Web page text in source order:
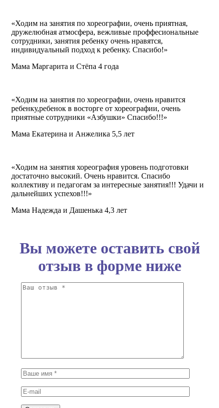
«Ходим на занятия по хореографии, очень приятная,
дружелюбная атмосфера, вежливые проффесиональные
сотрудники, занятия ребенку очень нравятся,
индивидуальный подход к ребенку. Спасибо!»
Мама Маргарита и Стёпа 4 года
«Ходим на занятия по хореографии, очень нравится
ребенку,ребенок в восторге от хореографии, очень
приятные сотрудники «Азбушки» Спасибо!!!»
Мама Екатерина и Анжелика 5,5 лет
«Ходим на занятия хореография уровень подготовки
достаточно высокий. Очень нравится. Спасибо
коллективу и педагогам за интересные занятия!!! Удачи и
дальнейших успехов!!!»
Мама Надежда и Дашенька 4,3 лет
Вы можете оставить свой
отзыв в форме ниже